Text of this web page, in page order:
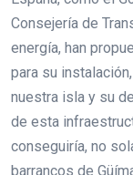
Consejería de
energía, han
para su
nuestra isla y su
de esta
conseguiría, no
barrancos de